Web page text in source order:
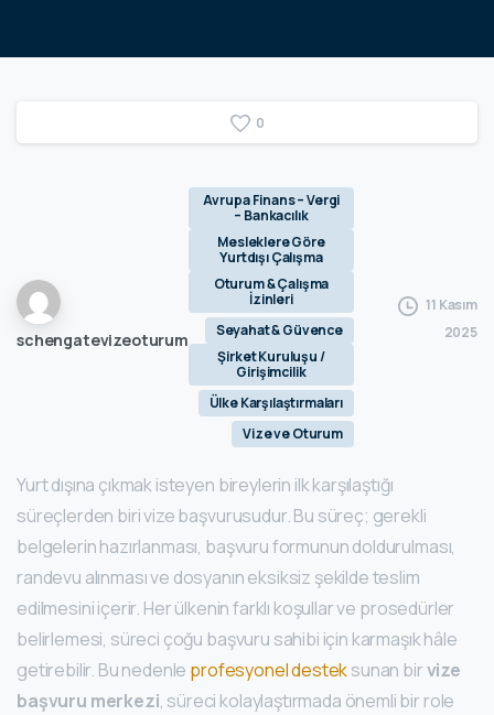
0
schengatevizeoturum
Avrupa Finans – Vergi
– Bankacılık
Mesleklere Göre
Yurtdışı Çalışma
Oturum & Çalışma
İzinleri
Seyahat & Güvence
Şirket Kuruluşu /
Girişimcilik
Ülke Karşılaştırmaları
Vize ve Oturum
11 Kasım
2025
Yurt dışına çıkmak isteyen bireylerin ilk karşılaştığı
süreçlerden biri vize başvurusudur. Bu süreç; gerekli
belgelerin hazırlanması, başvuru formunun doldurulması,
randevu alınması ve dosyanın eksiksiz şekilde teslim
edilmesini içerir. Her ülkenin farklı koşullar ve prosedürler
belirlemesi, süreci çoğu başvuru sahibi için karmaşık hâle
getirebilir. Bu nedenle profesyonel desteksunan birvize
başvuru merkezi, süreci kolaylaştırmada önemli bir role